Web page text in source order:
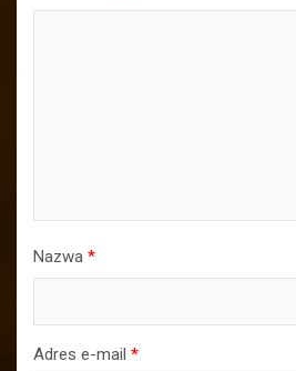
Nazwa *
Adres e-mail *